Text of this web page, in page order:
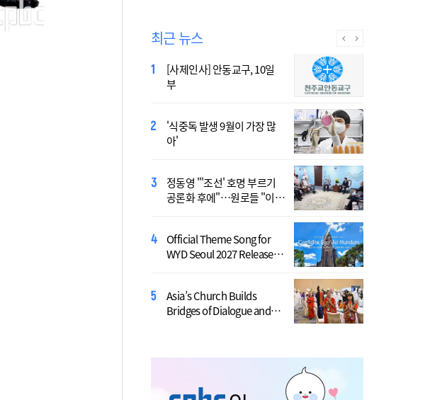
최근 뉴스
[사제인사] 안동교구, 10일
부
'식중독 발생 9월이 가장 많
아'
정동영 "'조선' 호명 부르기
공론화 후에"…원로들 "이름
Official Theme Song for
WYD Seoul 2027 Released
Asia’s Church Builds
Bridges of Dialogue and
Priest Who Studied in
Daejeon Becomes China’s
北, 단거리 탄도미사일 발사
침묵…관영매체 보도 없어
역대 최대 전력수요 경신 우
려…기후부, 긴급 점검
李, 수도권 공급 대책 챙긴
다…오늘 부동산 점검 2차 회
[시사천국] "사관학교 통합?
명분이 틀렸다"…40년 고수